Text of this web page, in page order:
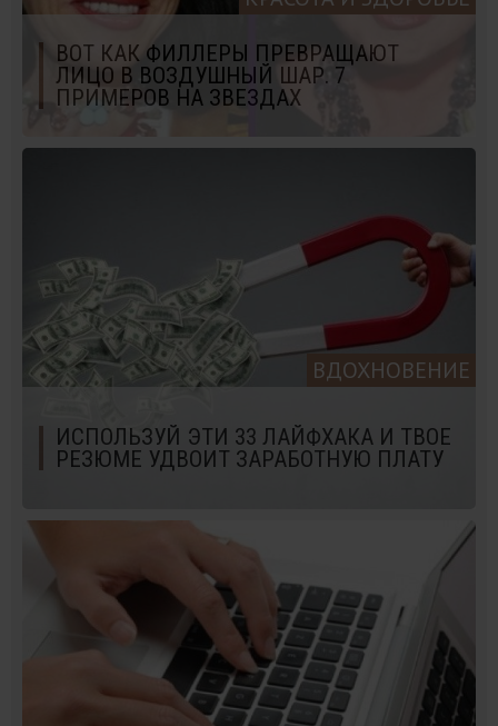
ВОТ КАК ФИЛЛЕРЫ ПРЕВРАЩАЮТ
ЛИЦО В ВОЗДУШНЫЙ ШАР. 7
ПРИМЕРОВ НА ЗВЕЗДАХ
ВДОХНОВЕНИЕ
ИСПОЛЬЗУЙ ЭТИ 33 ЛАЙФХАКА И ТВОЕ
РЕЗЮМЕ УДВОИТ ЗАРАБОТНУЮ ПЛАТУ